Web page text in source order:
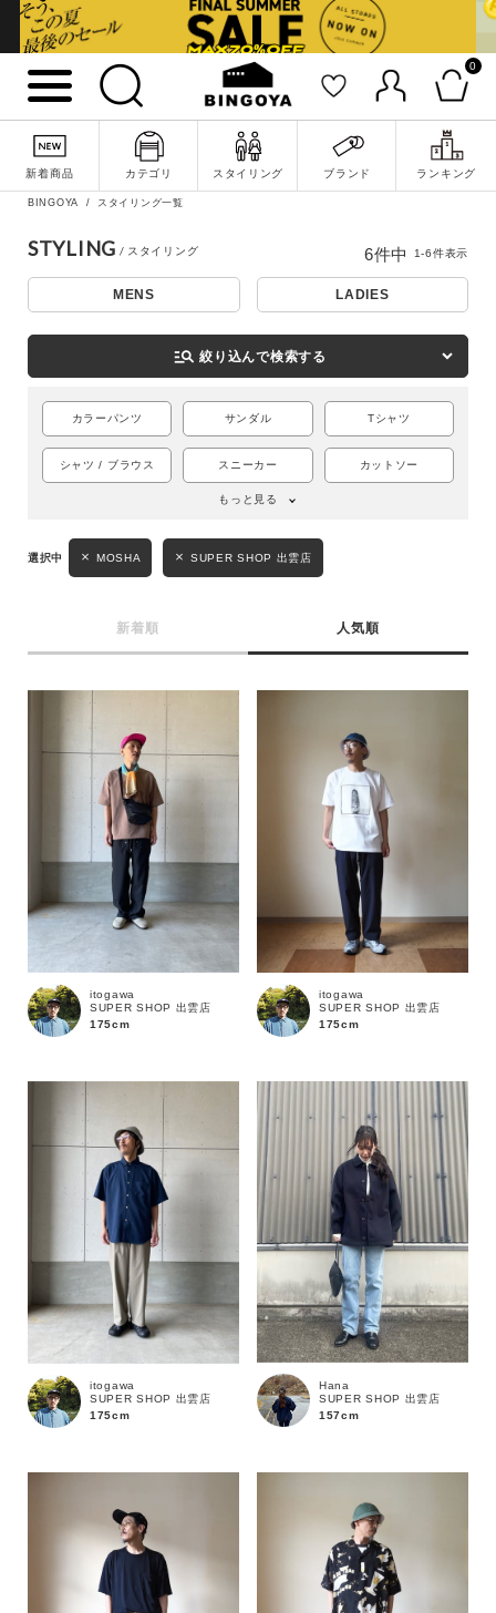
0
新着商品 カテゴリ スタイリング ブランド ランキング
MENS
カテゴリ
サイズ
ブランド
BINGOYA スタイリング一覧
STYLING
MENS LADIES
manage_search 絞り込んで検索する
カラーパンツ サンダル Tシャツ
シャツ / ブラウス スニーカー カットソー
もっと見る
MOSHA SUPER SHOP 出雲店
新着順 人気順
6件中 1-6件表示
itogawa
SUPER SHOP 出雲店
175cm
itogawa
SUPER SHOP 出雲店
175cm
itogawa
SUPER SHOP 出雲店
175cm
Hana
SUPER SHOP 出雲店
157cm